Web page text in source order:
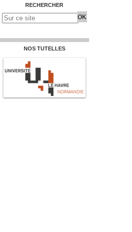
RECHERCHER
NOS TUTELLES